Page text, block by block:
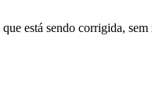
está sendo corrigida,